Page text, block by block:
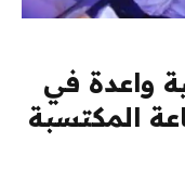
واعدة في
المكتسبة